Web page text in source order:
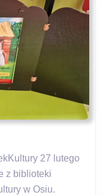
27 lutego
z biblioteki
w Osiu.